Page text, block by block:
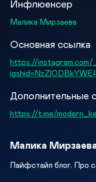
Инфлюенсер
Малика Мирзаева
Основная ссылка
https://instagram.com/
Дополнительные
https://t.me/
Малика
Лайфстайл блог. Про